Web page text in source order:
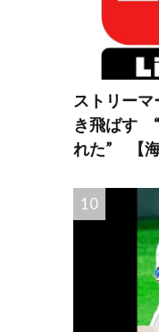
ストリー
き飛ばす “
れた” 【海